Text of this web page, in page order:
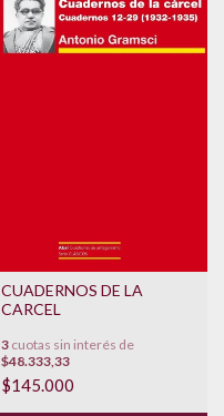
CUADERNOS DE LA
CARCEL
3 cuotas sin interés de
$48.333,33
$145.000